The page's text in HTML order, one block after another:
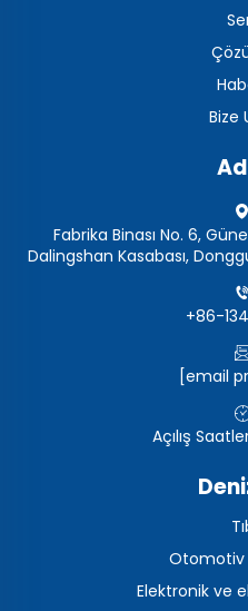
Bize
Fabrika Binası No. 6,
Dalingshan Kasabası,
+86-
[email
Açılış
Otomotiv
Elektronik ve